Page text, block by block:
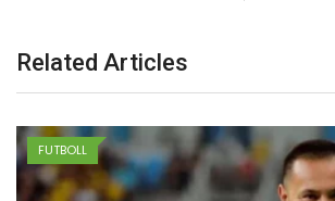
Related Articles
FUTBOLL